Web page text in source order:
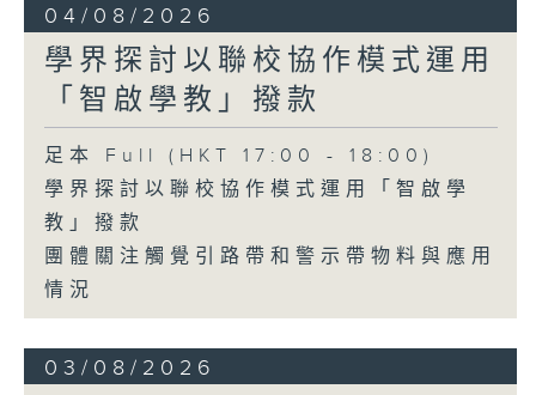
04/08/2026
學界探討以聯校協作模式運用
「智啟學教」撥款
足本 Full (HKT 17:00 - 18:00)
學界探討以聯校協作模式運用「智啟學
教」撥款
團體關注觸覺引路帶和警示帶物料與應用
情況
03/08/2026